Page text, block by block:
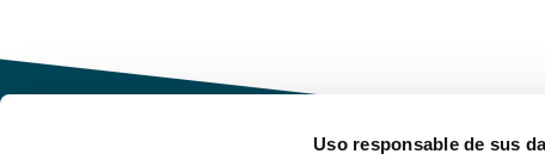
Uso responsable de sus